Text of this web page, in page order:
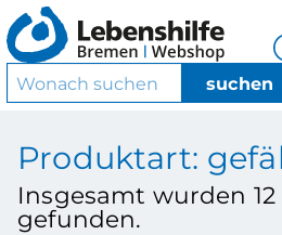
Produktart:
Insgesamt wurden 12
gefunden.